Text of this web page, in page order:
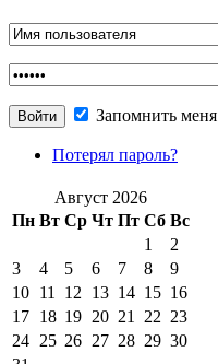
Запомнить меня
Потерял пароль?
Август 2026
Пн Вт Ср Чт Пт Сб Вс
1
2
3
4 5 6 7 8
9
10 11 12 13 14 15 16
17 18 19 20 21 22 23
24 25 26 27 28 29 30